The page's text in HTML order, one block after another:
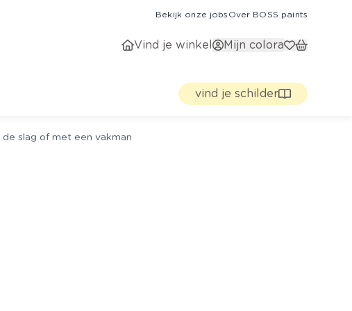
Bekijk onze jobs Over BOSS paints
Vind je winkel Mijn colora
vind je schilder
de slag of met een vakman